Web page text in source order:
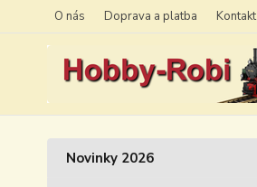
O nás Doprava a platba Kontakt
Novinky 2026